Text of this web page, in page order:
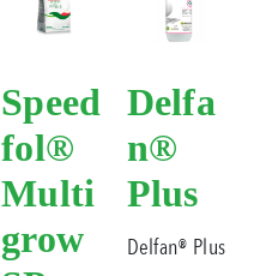
Speed
fol®
Multi
grow
Delfa
n®
Plus
Delfan® Plus